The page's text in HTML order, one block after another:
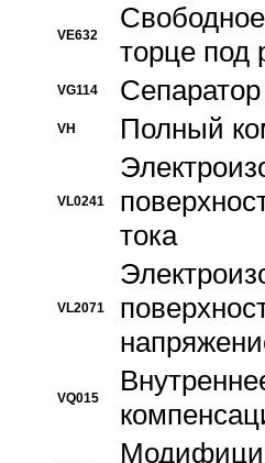
VE632
торце
VG114
VH Полный
VL0241
тока
VL2071
VQ015